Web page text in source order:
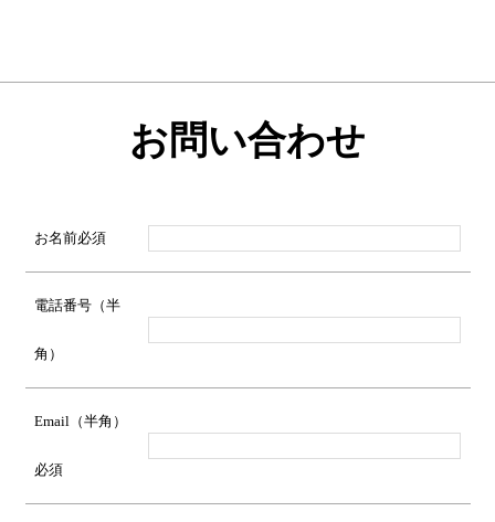
お問い合わせ
お名前必須
電話番号（半
角）
Email（半角）
必須